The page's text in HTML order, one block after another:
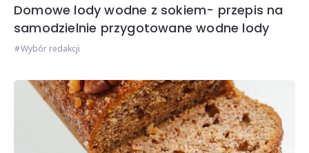
Domowe lody wodne z sokiem- przepis na
samodzielnie przygotowane wodne lody
Wybór redakcji